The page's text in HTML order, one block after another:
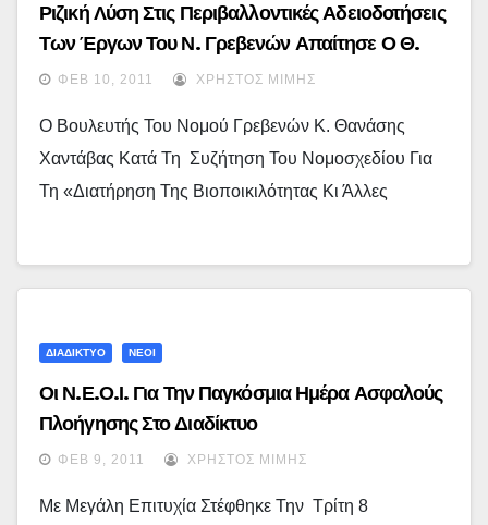
Ριζική Λύση Στις Περιβαλλοντικές Αδειοδοτήσεις
Των Έργων Του Ν. Γρεβενών Απαίτησε Ο Θ.
Χαντάβας – Δείτε Το Βίντεο
ΦΕΒ 10, 2011 ΧΡΉΣΤΟΣ ΜΊΜΗΣ
Ο Βουλευτής Του Νομού Γρεβενών Κ. Θανάσης
Χαντάβας Κατά Τη Συζήτηση Του Νομοσχεδίου Για
Τη «Διατήρηση Της Βιοποικιλότητας Κι Άλλες
ΔΙΑΔΙΚΤΥΟ ΝΕΟΙ
Οι Ν.Ε.Ο.Ι. Για Την Παγκόσμια Ημέρα Ασφαλούς
Πλοήγησης Στο Διαδίκτυο
ΦΕΒ 9, 2011 ΧΡΉΣΤΟΣ ΜΊΜΗΣ
Με Μεγάλη Επιτυχία Στέφθηκε Την Τρίτη 8